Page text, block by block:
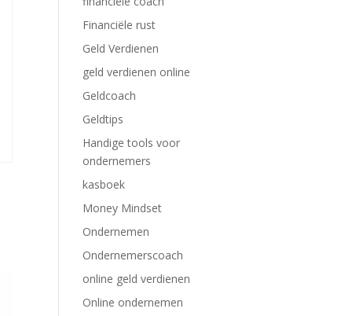
Financiële rust
Geld Verdienen
geld verdienen online
Geldcoach
Geldtips
Handige tools voor
ondernemers
kasboek
Money Mindset
Ondernemen
Ondernemerscoach
online geld verdienen
Online ondernemen